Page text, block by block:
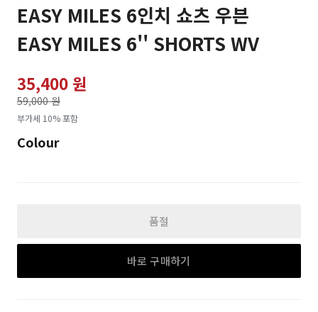
EASY MILES 6인치 쇼츠 우븐
EASY MILES 6'' SHORTS WV
35,400 원
59,000 원
로
부가세 10% 포함
Colour
품절
바로 구매하기